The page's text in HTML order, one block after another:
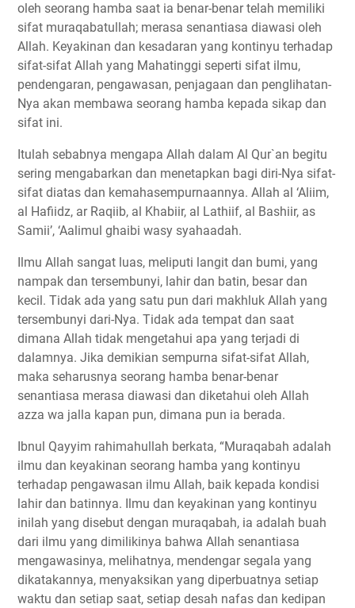
oleh seorang hamba saat ia benar-benar telah memiliki
sifat muraqabatullah; merasa senantiasa diawasi oleh
Allah. Keyakinan dan kesadaran yang kontinyu terhadap
sifat-sifat Allah yang Mahatinggi seperti sifat ilmu,
pendengaran, pengawasan, penjagaan dan penglihatan-
Nya akan membawa seorang hamba kepada sikap dan
sifat ini.
Itulah sebabnya mengapa Allah dalam Al Qur`an begitu
sering mengabarkan dan menetapkan bagi diri-Nya sifat-
sifat diatas dan kemahasempurnaannya. Allah al ‘Aliim,
al Hafiidz, ar Raqiib, al Khabiir, al Lathiif, al Bashiir, as
Samii’, ‘Aalimul ghaibi wasy syahaadah.
Ilmu Allah sangat luas, meliputi langit dan bumi, yang
nampak dan tersembunyi, lahir dan batin, besar dan
kecil. Tidak ada yang satu pun dari makhluk Allah yang
tersembunyi dari-Nya. Tidak ada tempat dan saat
dimana Allah tidak mengetahui apa yang terjadi di
dalamnya. Jika demikian sempurna sifat-sifat Allah,
maka seharusnya seorang hamba benar-benar
senantiasa merasa diawasi dan diketahui oleh Allah
azza wa jalla kapan pun, dimana pun ia berada.
Ibnul Qayyim rahimahullah berkata, “Muraqabah adalah
ilmu dan keyakinan seorang hamba yang kontinyu
terhadap pengawasan ilmu Allah, baik kepada kondisi
lahir dan batinnya. Ilmu dan keyakinan yang kontinyu
inilah yang disebut dengan muraqabah, ia adalah buah
dari ilmu yang dimilikinya bahwa Allah senantiasa
mengawasinya, melihatnya, mendengar segala yang
dikatakannya, menyaksikan yang diperbuatnya setiap
waktu dan setiap saat, setiap desah nafas dan kedipan